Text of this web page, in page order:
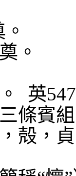
。
英547
條賓
，殻，